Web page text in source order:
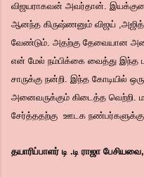
விஜயராகவன் அவர்தான்.
ஆனந்த கிருஷ்ணனும் விஜய்
வேண்டும். அதற்கு தேவையான
என் மேல் நம்பிக்கை வைத்து இந்த
சாருக்கு நன்றி. இந்த கோடியில்
அனைவருக்கும் கிடைத்த
சேர்த்ததற்கு ஊடக
தயாரிப்பாளர் டி .டி ராஜா பேசியவை,